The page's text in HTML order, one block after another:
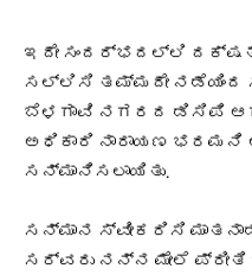
ಇದೇ ಸಂದರ್ಭದಲ್ಲಿ
ಸಲ್ಲಿಸಿ ತಮ್ಮದೇ
ಬೆಳಗಾವಿ ನಗರದ ಡಿಸಿಪಿ ಆಗಿ
ಅಧಿಕಾರಿ ನಾರಾಯಣ ಭರಮನಿ
ಸನ್ಮಾನಿಸಲಾಯಿತು.
ಸನ್ಮಾನ ಸ್ವೀಕರಿಸಿ
ಸರ್ವರು ನನ್ನ ಮೇಲೆ